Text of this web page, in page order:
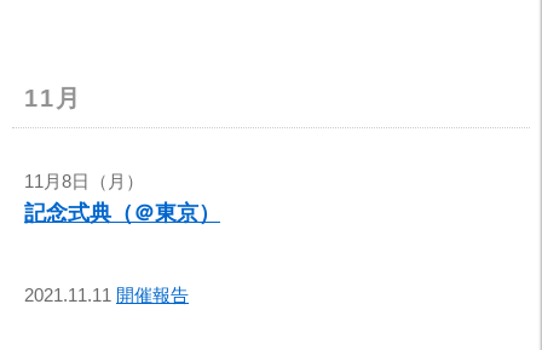
11月
11月8日（月）
記念式典（＠東京）
2021.11.11 開催報告